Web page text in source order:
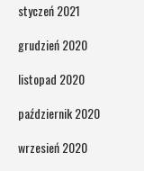
styczeń 2021
grudzień 2020
listopad 2020
październik 2020
wrzesień 2020